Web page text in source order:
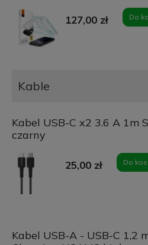
127,00 zł Do
Kable
Kabel USB-C x2 3.6 A 1m
czarny
25,00 zł Do
Kabel USB-A - USB-C 1,2